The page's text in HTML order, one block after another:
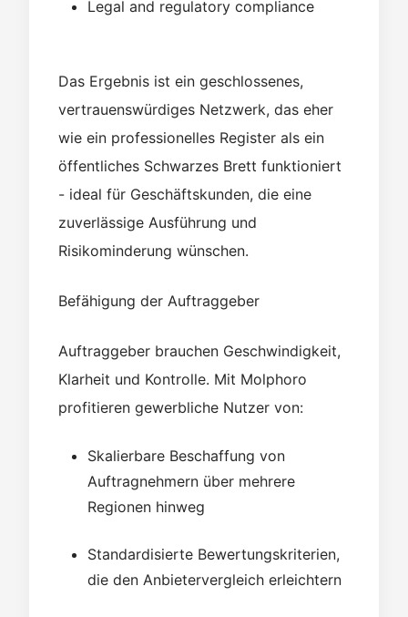
Legal and regulatory compliance
Das Ergebnis ist ein geschlossenes,
vertrauenswürdiges Netzwerk, das eher
wie ein professionelles Register als ein
öffentliches Schwarzes Brett funktioniert
- ideal für Geschäftskunden, die eine
zuverlässige Ausführung und
Risikominderung wünschen.
Befähigung der Auftraggeber
Auftraggeber brauchen Geschwindigkeit,
Klarheit und Kontrolle. Mit Molphoro
profitieren gewerbliche Nutzer von:
Skalierbare Beschaffung von
Auftragnehmern über mehrere
Regionen hinweg
Standardisierte Bewertungskriterien,
die den Anbietervergleich erleichtern